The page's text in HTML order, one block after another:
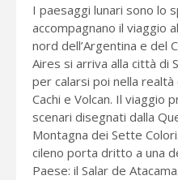
I paesaggi lunari sono lo
accompagnano il viaggio
nord dell’Argentina e del
Aires si arriva alla città di
per calarsi poi nella
Cachi e Volcan. Il viaggio
scenari disegnati dalla
Montagna dei Sette
cileno porta dritto a una
Paese: il Salar de Atacama.